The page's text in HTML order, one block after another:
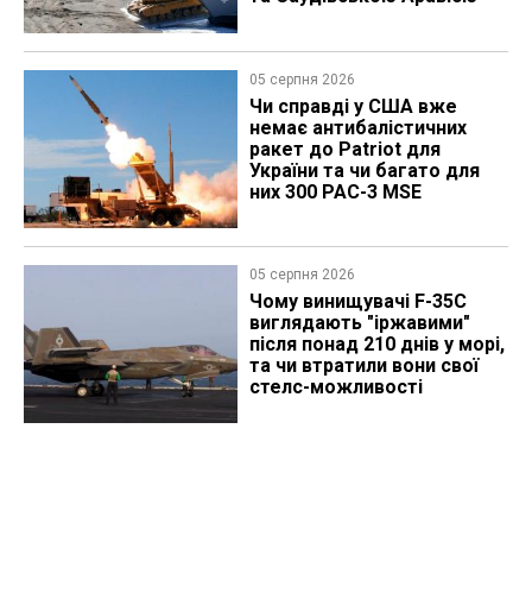
05 серпня 2026
Чи справді у США вже
немає антибалістичних
ракет до Patriot для
України та чи багато для
них 300 PAC-3 MSE
05 серпня 2026
Чому винищувачі F-35C
виглядають "іржавими"
після понад 210 днів у морі,
та чи втратили вони свої
стелс-можливості